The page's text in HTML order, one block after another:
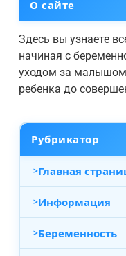
О сайте
Здесь вы узнаете
начиная с
уходом за
ребенка до
Рубрикатор
Главная
Информация
Беременность